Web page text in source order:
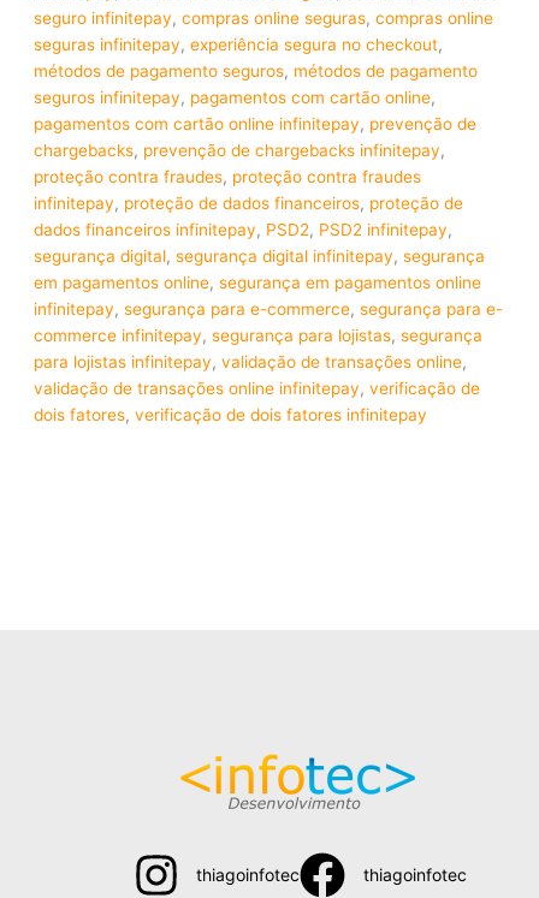
seguro infinitepay, compras online seguras, compras online
seguras infinitepay, experiência segura no checkout,
métodos de pagamento seguros, métodos de pagamento
seguros infinitepay, pagamentos com cartão online,
pagamentos com cartão online infinitepay, prevenção de
chargebacks, prevenção de chargebacks infinitepay,
proteção contra fraudes, proteção contra fraudes
infinitepay, proteção de dados financeiros, proteção de
dados financeiros infinitepay, PSD2, PSD2 infinitepay,
segurança digital, segurança digital infinitepay, segurança
em pagamentos online, segurança em pagamentos online
infinitepay, segurança para e-commerce, segurança para e-
commerce infinitepay, segurança para lojistas, segurança
para lojistas infinitepay, validação de transações online,
validação de transações online infinitepay, verificação de
dois fatores, verificação de dois fatores infinitepay
thiagoinfotec thiagoinfotec